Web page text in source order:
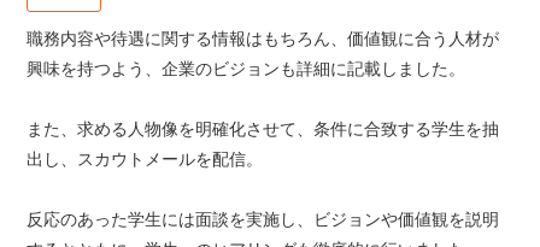
職務内容や待遇に関する情報はもちろん、価値観に合う人材が
興味を持つよう、企業のビジョンも詳細に記載しました。
また、求める人物像を明確化させて、条件に合致する学生を抽
出し、スカウトメールを配信。
反応のあった学生には面談を実施し、ビジョンや価値観を説明